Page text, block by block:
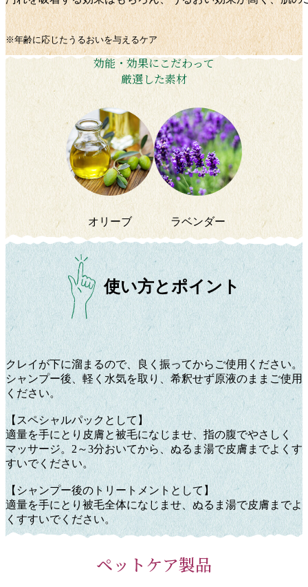
※年齢に応じたうるおいを与えるケア
効能・効果にこだわって
厳選した素材
オリーブ ラベンダー
使い方とポイント
クレイが下に溜まるので、良く振ってからご使用ください。
シャンプー後、軽く水気を取り、希釈せず原液のままご使用
ください。
【スペシャルパックとして】
適量を手にとり皮膚と被毛になじませ、指の腹でやさしく
マッサージ。2～3分おいてから、ぬるま湯で皮膚までよくす
すいでください。
【シャンプー後のトリートメントとして】
適量を手にとり被毛全体になじませ、ぬるま湯で皮膚までよ
くすすいでください。
ペットケア製品